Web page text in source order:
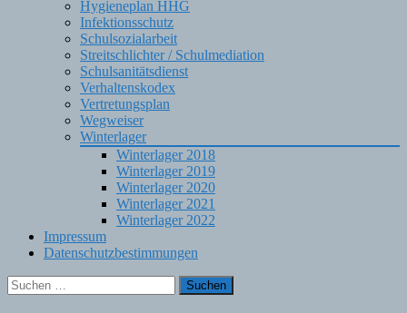
Hygieneplan HHG
Infektionsschutz
Schulsozialarbeit
Streitschlichter / Schulmediation
Schulsanitätsdienst
Verhaltenskodex
Vertretungsplan
Wegweiser
Winterlager
Winterlager 2018
Winterlager 2019
Winterlager 2020
Winterlager 2021
Winterlager 2022
Impressum
Datenschutzbestimmungen
Suchen
nach: